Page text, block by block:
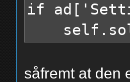
return
if
såfremt at den